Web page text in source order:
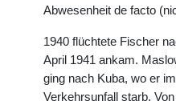
Abwesenheit de facto
1940 flüchtete Fischer
April 1941 ankam.
ging nach Kuba, wo er
Verkehrsunfall starb.